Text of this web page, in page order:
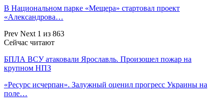
В Национальном парке «Мещера» стартовал проект
«Александрова…
Prev Next 1 из 863
Сейчас читают
БПЛА ВСУ атаковали Ярославль. Произошел пожар на
крупном НПЗ
«Ресурс исчерпан». Залужный оценил прогресс Украины на
поле…